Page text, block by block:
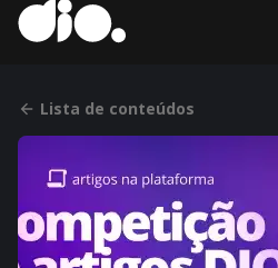
Lista de conteúdos